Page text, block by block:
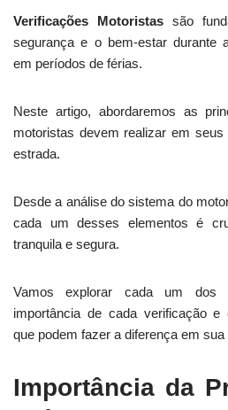
Verificações Motoristas são
segurança e o bem-estar durante
em períodos de férias.
Neste artigo, abordaremos as
motoristas devem realizar em
estrada.
Desde a análise do sistema do
cada um desses elementos é
tranquila e segura.
Vamos explorar cada um dos
importância de cada verificação e
que podem fazer a diferença em sua
Importância da